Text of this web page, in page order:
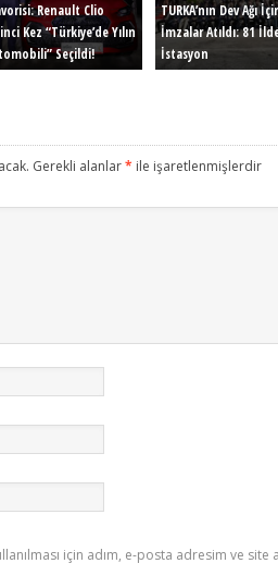
Renault Clio
Kez “Türkiye’de Yılın
Seçildi!
TURKA’nın Dev Ağı
İmzalar Atıldı: 81
İstasyon
Gerekli alanlar* ile işaretlenmişlerdir
için adım, e-posta adresim ve site